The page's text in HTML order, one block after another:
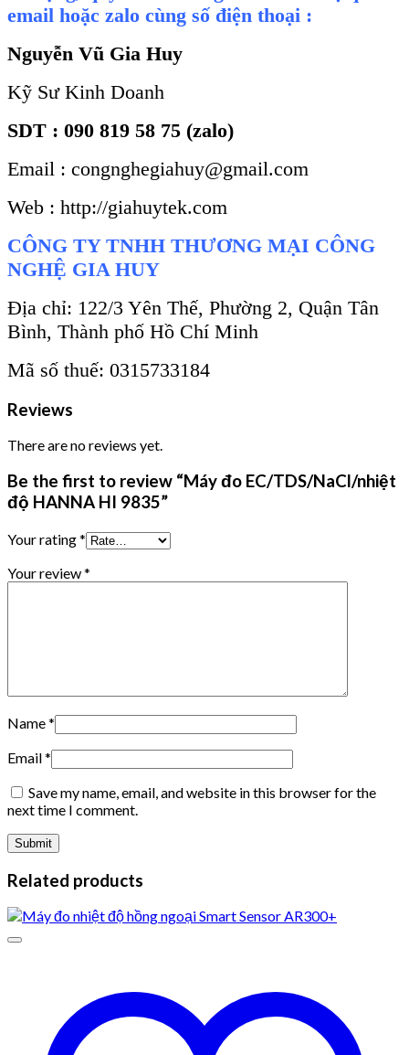
email hoặc zalo cùng số điện thoại :
Nguyễn Vũ Gia Huy
Kỹ Sư Kinh Doanh
SDT : 090 819 58 75 (zalo)
Email : congnghegiahuy@gmail.com
Web : http://giahuytek.com
CÔNG TY TNHH THƯƠNG MẠI CÔNG
NGHỆ GIA HUY
Địa chỉ: 122/3 Yên Thế, Phường 2, Quận Tân
Bình, Thành phố Hồ Chí Minh
Mã số thuế: 0315733184
Reviews
There are no reviews yet.
Be the first to review “Máy đo EC/TDS/NaCl/nhiệt
độ HANNA HI 9835”
Your rating*
Your review*
Name*
Email*
Save my name, email, and website in this browser for the
next time I comment.
Related products